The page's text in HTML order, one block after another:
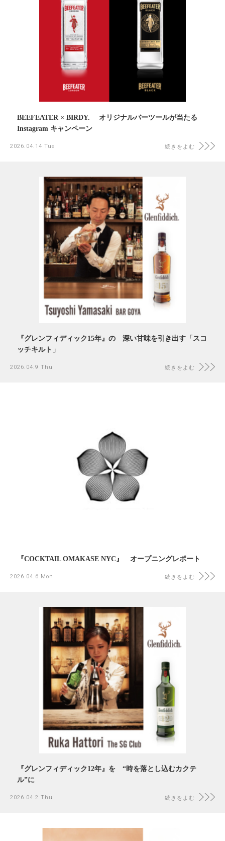
BEEFEATER × BIRDY. オリジナルバーツールが当たる
Instagram キャンペーン
2026.04.14 Tue 続きをよむ
『グレンフィディック15年』の 深い甘味を引き出す「スコ
ッチキルト」
2026.04.9 Thu 続きをよむ
『COCKTAIL OMAKASE NYC』 オープニングレポート
2026.04.6 Mon 続きをよむ
『グレンフィディック12年』を “時を落とし込むカクテ
ル”に
2026.04.2 Thu 続きをよむ